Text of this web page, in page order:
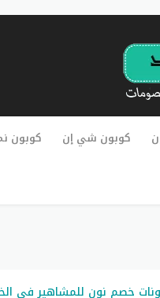
كوبون شي إن كوبون
خصم نون للمشاهير في